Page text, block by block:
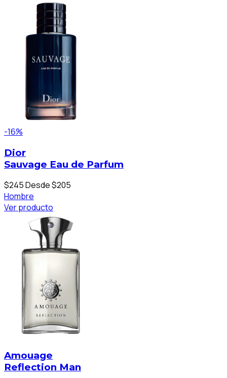
-16%
Dior
Sauvage Eau de Parfum
$245Desde $205
Hombre
Ver producto
Amouage
Reflection Man